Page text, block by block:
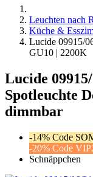
Leuchten nach
Küche &
Lucide 09915/
GU10 | 2200K
Lucide
Spotleuchte
dimmbar
-14% Code
-20% Code
Schnäppchen